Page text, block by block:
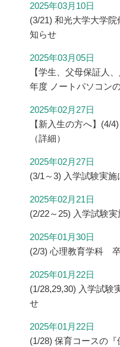
2025年03月10日
(3/21) 和光大学大学
知らせ
2025年03月05日
【学生、父母保証人
年度 ノートパソコン
2025年02月27日
【新入生の方へ】(4/
（詳細）
2025年02月27日
(3/1～3) 入学試験実
2025年02月21日
(2/22～25) 入学試験
2025年01月30日
(2/3) 心理教育学科
2025年01月22日
(1/28,29,30) 入学試験
せ
2025年01月22日
(1/28) 保育コースの